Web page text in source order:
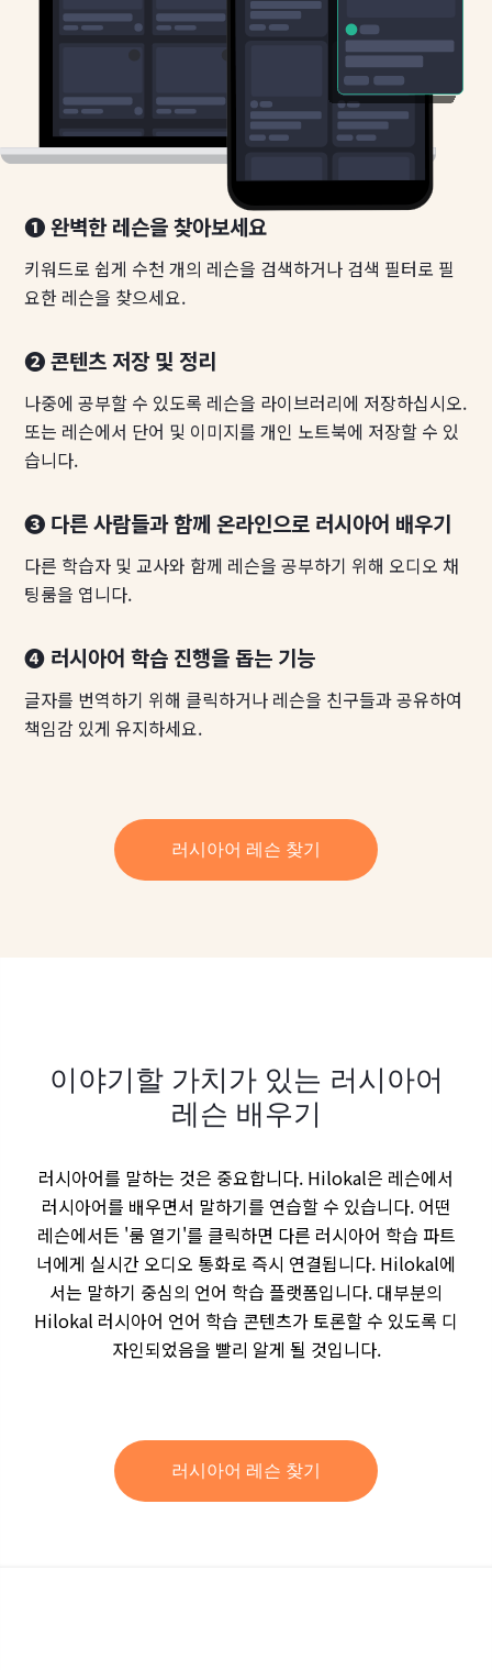
❶ 완벽한 레슨을 찾아보세요
키워드로 쉽게 수천 개의 레슨을 검색하거나 검색 필터로 필
요한 레슨을 찾으세요.
❷ 콘텐츠 저장 및 정리
나중에 공부할 수 있도록 레슨을 라이브러리에 저장하십시오.
또는 레슨에서 단어 및 이미지를 개인 노트북에 저장할 수 있
습니다.
❸ 다른 사람들과 함께 온라인으로 러시아어 배우기
다른 학습자 및 교사와 함께 레슨을 공부하기 위해 오디오 채
팅룸을 엽니다.
❹ 러시아어 학습 진행을 돕는 기능
글자를 번역하기 위해 클릭하거나 레슨을 친구들과 공유하여
책임감 있게 유지하세요.
러시아어 레슨 찾기
이야기할 가치가 있는 러시아어
레슨 배우기
러시아어를 말하는 것은 중요합니다. Hilokal은 레슨에서
러시아어를 배우면서 말하기를 연습할 수 있습니다. 어떤
레슨에서든 '룸 열기'를 클릭하면 다른 러시아어 학습 파트
너에게 실시간 오디오 통화로 즉시 연결됩니다. Hilokal에
서는 말하기 중심의 언어 학습 플랫폼입니다. 대부분의
Hilokal 러시아어 언어 학습 콘텐츠가 토론할 수 있도록 디
자인되었음을 빨리 알게 될 것입니다.
러시아어 레슨 찾기